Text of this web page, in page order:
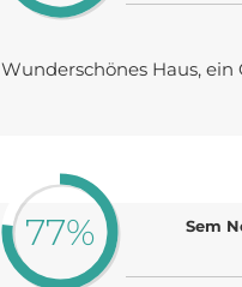
Wunderschönes Haus,
77%
Sem